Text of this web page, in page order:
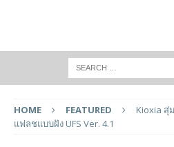
HOME FEATURED
Kioxia สุ่
แฟลชแบบฝัง UFS Ver. 4.1